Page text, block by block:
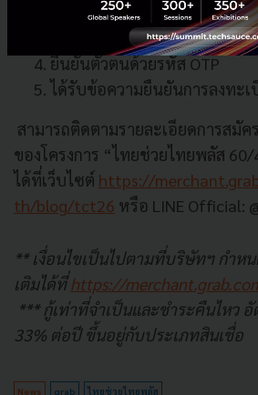
คัดลอก “รหัสร้านค้า” จากแอ
เพื่อกรอกข้อมูลบนแอปฯ ถุงเงิน
ยืนยันตัวตนด้วยรหัส OTP
ได้รับข้อความยืนยันการลงทะเ
สามารถติดตามรายละเอียดการสมั
ของโครงการ “ไทยช่วยไทยพลัส 60/
ได้ที่เว็บไซต์ https://
th/blog/tct26 หรือ LINE Official:
** เงื่อนไขเป็นไปตามที่บริษัทฯ กำห
เติมได้ที่https://
*** กู้เท่าที่จำเป็นและชำระคืนไหว
33% ต่อปี ขึ้นอยู่กับประเภทสินเชื่อ
News grab ไทยช่วยไทยพลัส